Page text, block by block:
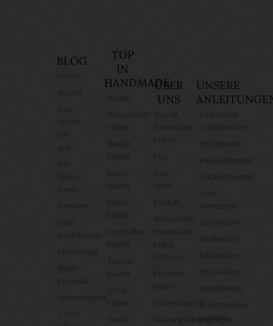
BLOG
gut!
News
Gute
Nachrichten!
Leselounge
Produkte
Selbermachen
T-Shirt
TOP
IN
HANDMADE
häkeln
häkeln
Mütze
häkeln
Kuscheltier
häkeln
Tasche
ÜBER
UNS
Was ist
Kultur?
Team
Kontakt
Mediadaten
Kultur
2025/26
Produkte
testen
Widerrufsrecht
Nutzungsbedingungen
UNSERE
Kostenlose
Schnittmuster
Strickmuster
Bauanleitungen
Faltanleitungen
Merkzettel
Stoffrechner
Stofflexikon
Nählexikon
Stricklexikon
Häkellexikon
Schnittmuster-
Lexikon